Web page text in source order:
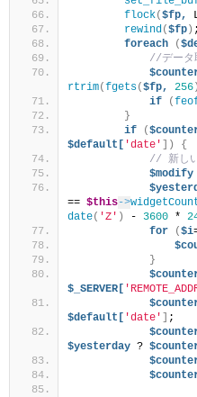
flock($fp,
rewind($fp ) ;
foreach
(
//データ
rtrim(fgets($fp, 256
if
(
}
if
(
$default[ 'date' ])
{
// 新し
$modify
== $this->
date( 'Z' ) - 3600 *
for
($i
}
$_SERVER[
$default[ 'date'
;
$yesterday ?